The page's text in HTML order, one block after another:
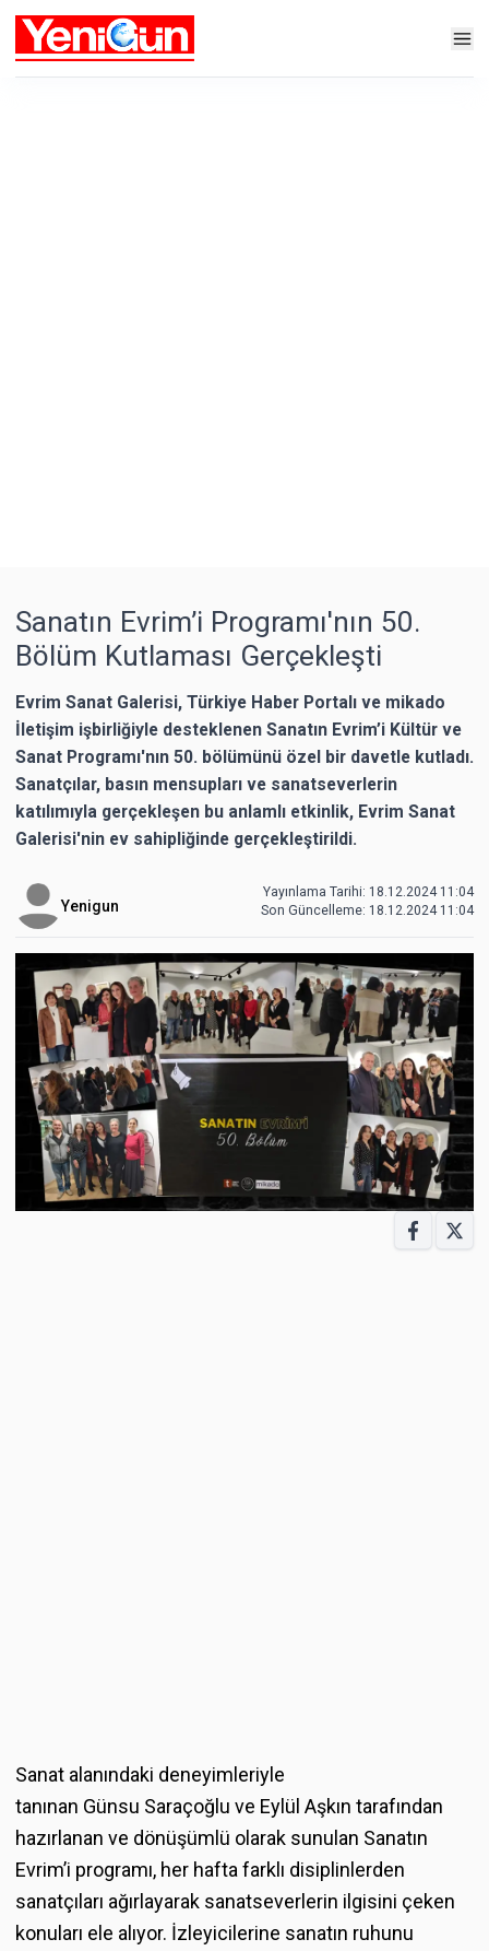
Sanatın Evrim’i Programı'nın 50.
Bölüm Kutlaması Gerçekleşti
Evrim Sanat Galerisi, Türkiye Haber Portalı ve mikado
İletişim işbirliğiyle desteklenen Sanatın Evrim’i Kültür ve
Sanat Programı'nın 50. bölümünü özel bir davetle kutladı.
Sanatçılar, basın mensupları ve sanatseverlerin
katılımıyla gerçekleşen bu anlamlı etkinlik, Evrim Sanat
Galerisi'nin ev sahipliğinde gerçekleştirildi.
Yenigun
Yayınlama Tarihi: 18.12.2024 11:04
Son Güncelleme: 18.12.2024 11:04
Sanat alanındaki deneyimleriyle
tanınan Günsu Saraçoğlu ve Eylül Aşkın tarafından
hazırlanan ve dönüşümlü olarak sunulan Sanatın
Evrim’i programı, her hafta farklı disiplinlerden
sanatçıları ağırlayarak sanatseverlerin ilgisini çeken
konuları ele alıyor. İzleyicilerine sanatın ruhunu